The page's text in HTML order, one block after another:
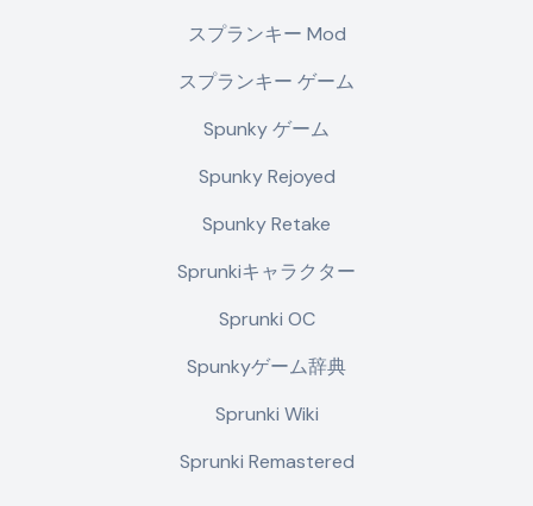
スプランキー Mod
スプランキー ゲーム
Spunky ゲーム
Spunky Rejoyed
Spunky Retake
Sprunkiキャラクター
Sprunki OC
Spunkyゲーム辞典
Sprunki Wiki
Sprunki Remastered